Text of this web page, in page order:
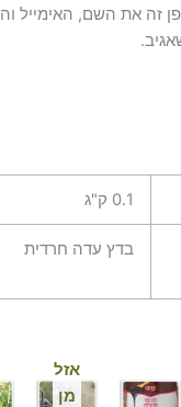
זה את השם, האימייל
0.1 ק"ג
בדץ עדה חרדית
אזל
מן